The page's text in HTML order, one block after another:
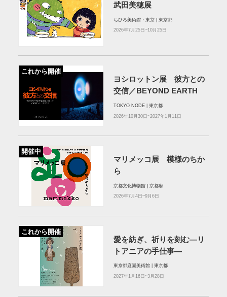
武田美穂展
ちひろ美術館・東京 | 東京都
2026年7月25日~10月25日
これから開催
ヨシロットン展 彼方との
交信／BEYOND EARTH
TOKYO NODE | 東京都
2026年10月30日~2027年1月11日
開催中
マリメッコ展 模様のちか
ら
京都文化博物館 | 京都府
2026年7月4日~9月6日
これから開催
愛を紡ぎ、祈りを刻む―リ
トアニアの手仕事―
東京都庭園美術館 | 東京都
2027年1月16日~3月28日